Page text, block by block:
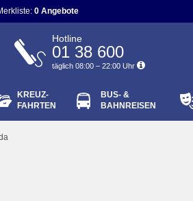
0 Angebote
Hotline
01 38 600
täglich 08:00 – 22:00 Uhr
KREUZ-
FAHRTEN
BUS- &
BAHNREISEN